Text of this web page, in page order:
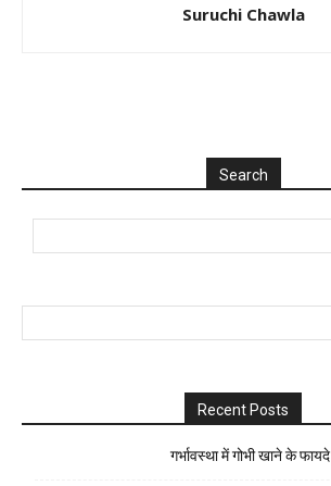
Suruchi Chawla
Search
Recent Posts
गर्भावस्था में गोभी खाने के फायदे